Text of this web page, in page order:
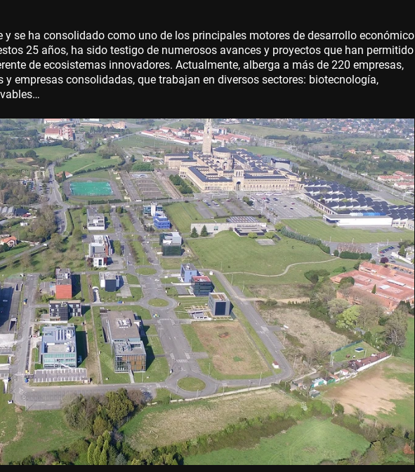
y se ha consolidado como uno de los principales motores de desarrollo económico
25 años, ha sido testigo de numerosos avances y proyectos que han permitido
de ecosistemas innovadores. Actualmente, alberga a más de 220 empresas,
empresas consolidadas, que trabajan en diversos sectores: biotecnología,